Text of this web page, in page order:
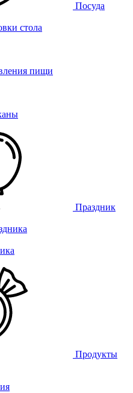
Посуда
стола
пищи
Праздник
Продукты